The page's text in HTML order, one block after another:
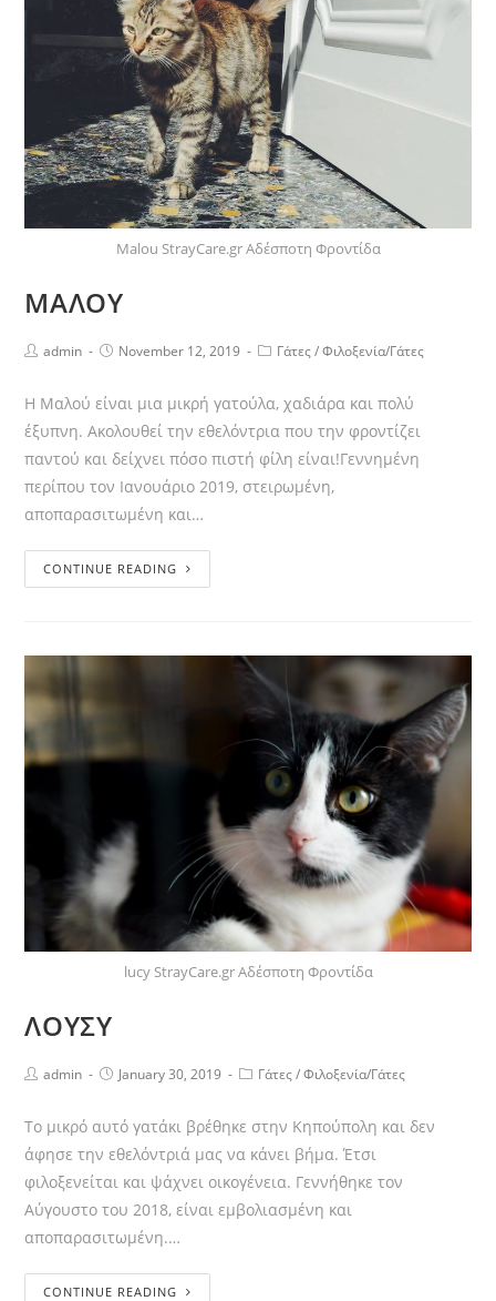
Malou StrayCare.gr Αδέσποτη Φροντίδα
ΜΑΛΟΥ
admin November 12, 2019 Γάτες/Φιλοξενία/Γάτες
Η Μαλού είναι μια μικρή γατούλα, χαδιάρα και πολύ
έξυπνη. Ακολουθεί την εθελόντρια που την φροντίζει
παντού και δείχνει πόσο πιστή φίλη είναι!Γεννημένη
περίπου τον Ιανουάριο 2019, στειρωμένη,
αποπαρασιτωμένη και…
CONTINUE READING
lucy StrayCare.gr Αδέσποτη Φροντίδα
ΛΟΥΣΥ
admin January 30, 2019 Γάτες/Φιλοξενία/Γάτες
Το μικρό αυτό γατάκι βρέθηκε στην Κηπούπολη και δεν
άφησε την εθελόντριά μας να κάνει βήμα. Έτσι
φιλοξενείται και ψάχνει οικογένεια. Γεννήθηκε τον
Αύγουστο του 2018, είναι εμβολιασμένη και
αποπαρασιτωμένη.…
CONTINUE READING